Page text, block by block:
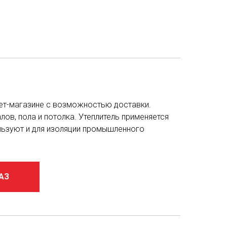
магазине с возможностью доставки.
пола и потолка. Утеплитель применяется
и для изоляции промышленного